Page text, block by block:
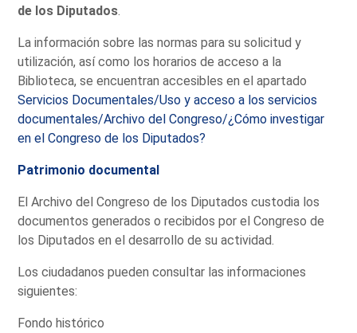
de los Diputados
La información sobre las normas para su solicitud y
utilización, así como los horarios de acceso a la
Biblioteca, se encuentran accesibles en el apartado
Servicios Documentales/Uso y acceso a los servicios
documentales/Archivo del Congreso/¿Cómo investigar
en el Congreso de los Diputados?
Patrimonio documental
El Archivo del Congreso de los Diputados custodia los
documentos generados o recibidos por el Congreso de
los Diputados en el desarrollo de su actividad.
Los ciudadanos pueden consultar las informaciones
siguientes:
Fondo histórico